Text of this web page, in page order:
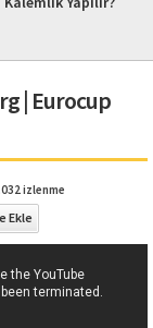
| Eurocup
izlenme
Ekle